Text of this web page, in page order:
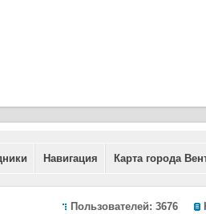
Навигация Карта города
Пользователей: 3676